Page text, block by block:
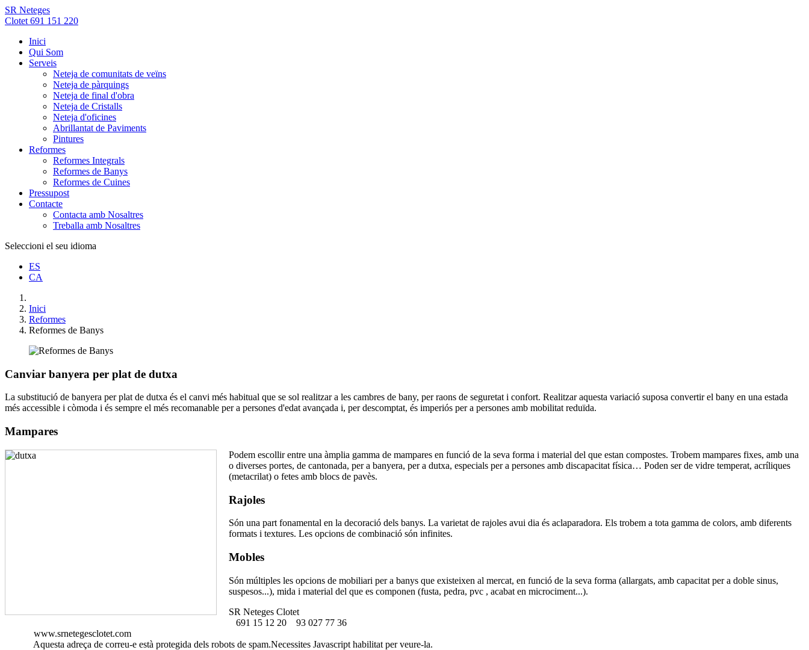
SR Neteges
Clotet 691 151 220
Inici
Qui Som
Serveis
Neteja de comunitats de veïns
Neteja de pàrquings
Neteja de final d'obra
Neteja de Cristalls
Neteja d'oficines
Abrillantat de Paviments
Pintures
Reformes
Reformes Integrals
Reformes de Banys
Reformes de Cuines
Pressupost
Contacte
Contacta amb Nosaltres
Treballa amb Nosaltres
Seleccioni el seu idioma
ES
CA
Inici
Reformes
Reformes de Banys
Canviar banyera per plat de dutxa
La substitució de banyera per plat de dutxa és el canvi més habitual que se sol realitzar a les cambres de bany, per raons de seguretat i confort. Realitzar aquesta variació suposa convertir el bany en una estada
més accessible i còmoda i és sempre el més recomanable per a persones d'edat avançada i, per descomptat, és imperiós per a persones amb mobilitat reduïda.
Mampares
Podem escollir entre una àmplia gamma de mampares en funció de la seva forma i material del que estan compostes. Trobem mampares fixes, amb una
o diverses portes, de cantonada, per a banyera, per a dutxa, especials per a persones amb discapacitat física… Poden ser de vidre temperat, acríliques
(metacrilat) o fetes amb blocs de pavès.
Rajoles
Són una part fonamental en la decoració dels banys. La varietat de rajoles avui dia és aclaparadora. Els trobem a tota gamma de colors, amb diferents
formats i textures. Les opcions de combinació són infinites.
Mobles
Són múltiples les opcions de mobiliari per a banys que existeixen al mercat, en funció de la seva forma (allargats, amb capacitat per a doble sinus,
suspesos...), mida i material del que es componen (fusta, pedra, pvc , acabat en microciment...).
SR Neteges Clotet
691 15 12 20
93 027 77 36
www.srnetegesclotet.com
Aquesta adreça de correu-e està protegida dels robots de spam.Necessites Javascript habilitat per veure-la.